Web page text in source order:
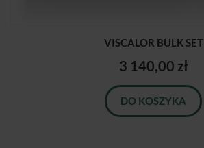
VISCALOR BULK SET
3 140,00 zł
DO KOSZYKA